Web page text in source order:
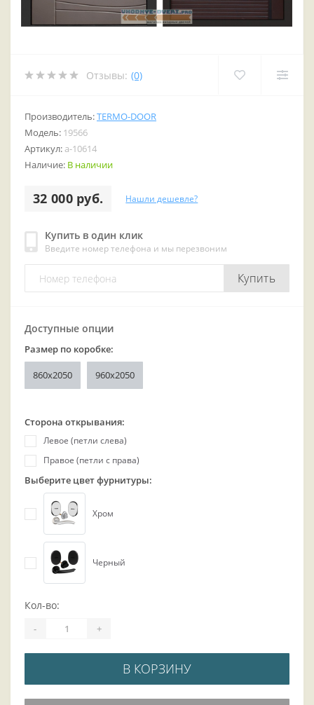
Отзывы: (0)
Производитель:TERMO-DOOR
Модель: 19566
Артикул: a-10614
Наличие: В наличии
32 000 руб. Нашли дешевле?
Купить в один клик
Введите номер телефона и мы перезвоним
Купить
Доступные опции
Размер по коробке:
860х2050 960x2050
Сторона открывания:
Левое (петли слева)
Правое (петли с права)
Выберите цвет фурнитуры:
Хром
Черный
Кол-во:
- +
В КОРЗИНУ